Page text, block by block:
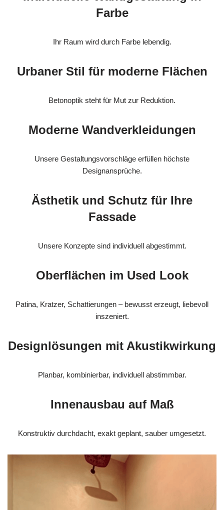
Farbe
Ihr Raum wird durch Farbe lebendig.
Urbaner Stil für moderne Flächen
Betonoptik steht für Mut zur Reduktion.
Moderne Wandverkleidungen
Unsere Gestaltungsvorschläge erfüllen höchste
Designansprüche.
Ästhetik und Schutz für Ihre
Fassade
Unsere Konzepte sind individuell abgestimmt.
Oberflächen im Used Look
Patina, Kratzer, Schattierungen – bewusst erzeugt, liebevoll
inszeniert.
Designlösungen mit Akustikwirkung
Planbar, kombinierbar, individuell abstimmbar.
Innenausbau auf Maß
Konstruktiv durchdacht, exakt geplant, sauber umgesetzt.